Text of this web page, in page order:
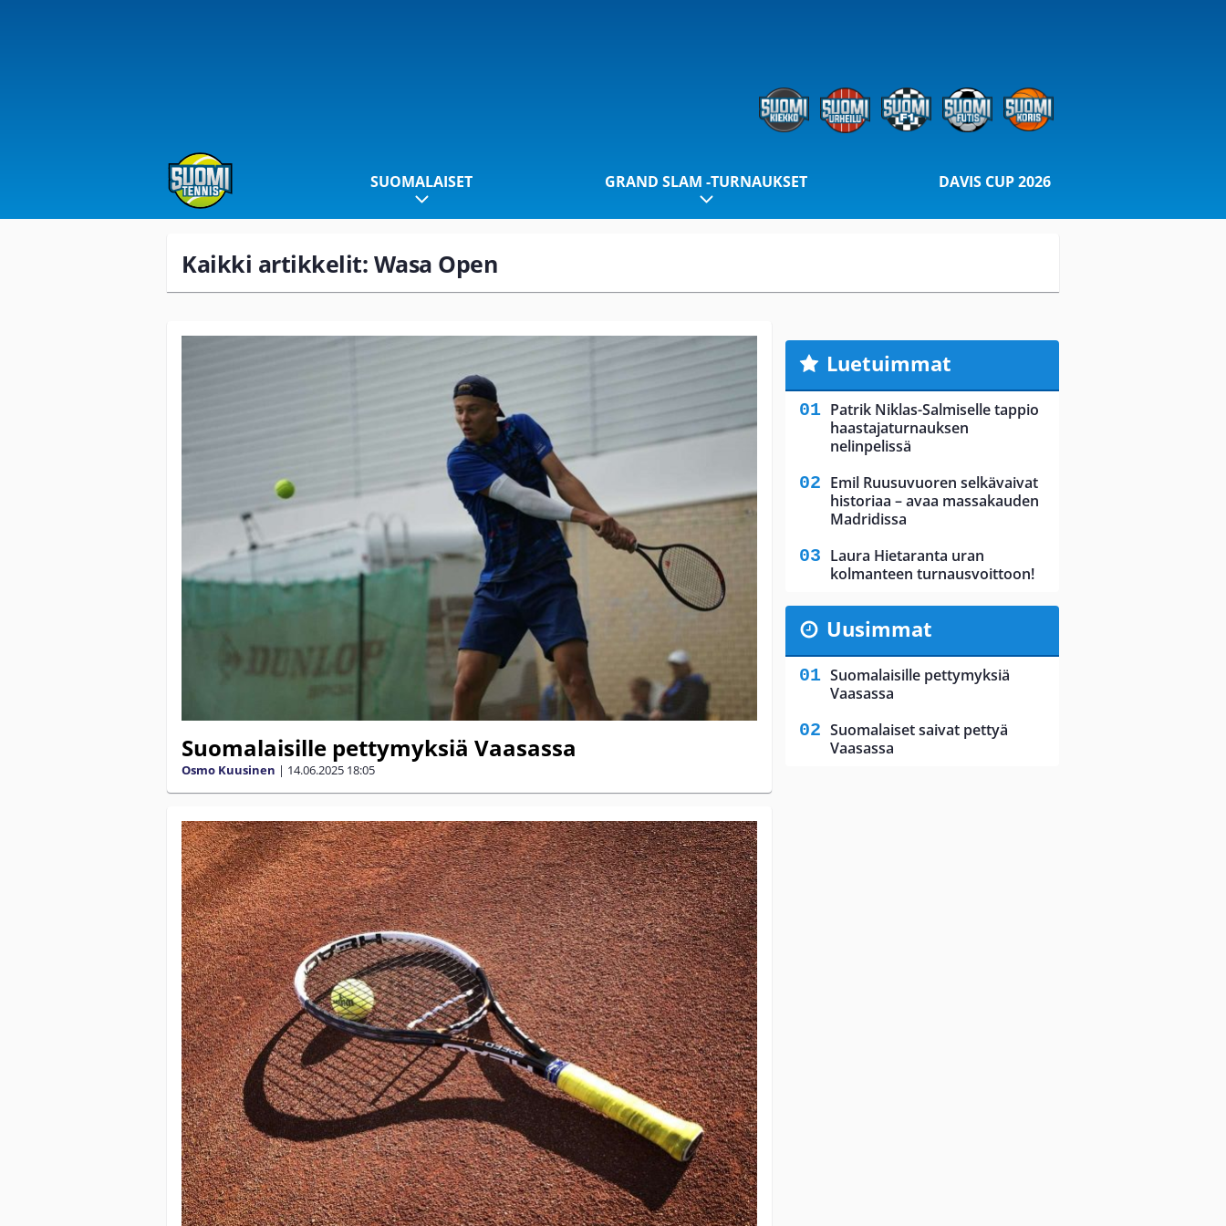
SUOMALAISET GRAND SLAM -TURNAUKSET DAVIS CUP 2026
Kaikki artikkelit: Wasa Open
Suomalaisille pettymyksiä Vaasassa
Osmo Kuusinen | 14.06.2025 18:05
Luetuimmat
Patrik Niklas-Salmiselle tappio
haastajaturnauksen
nelinpelissä
Emil Ruusuvuoren selkävaivat
historiaa – avaa massakauden
Madridissa
Laura Hietaranta uran
kolmanteen turnausvoittoon!
Uusimmat
Suomalaisille pettymyksiä
Vaasassa
Suomalaiset saivat pettyä
Vaasassa